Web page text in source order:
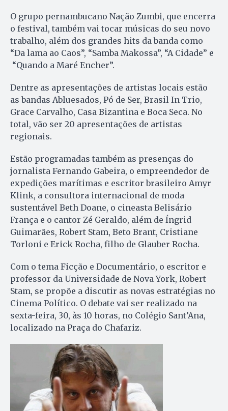
O grupo pernambucano Nação Zumbi, que encerra
o festival, também vai tocar músicas do seu novo
trabalho, além dos grandes hits da banda como
“Da lama ao Caos”, “Samba Makossa”, “A Cidade” e
“Quando a Maré Encher”.
Dentre as apresentações de artistas locais estão
as bandas Abluesados, Pó de Ser, Brasil In Trio,
Grace Carvalho, Casa Bizantina e Boca Seca. No
total, vão ser 20 apresentações de artistas
regionais.
Estão programadas também as presenças do
jornalista Fernando Gabeira, o empreendedor de
expedições marítimas e escritor brasileiro Amyr
Klink, a consultora internacional de moda
sustentável Beth Doane, o cineasta Belisário
França e o cantor Zé Geraldo, além de Íngrid
Guimarães, Robert Stam, Beto Brant, Cristiane
Torloni e Erick Rocha, filho de Glauber Rocha.
Com o tema Ficção e Documentário, o escritor e
professor da Universidade de Nova York, Robert
Stam, se propõe a discutir as novas estratégias no
Cinema Político. O debate vai ser realizado na
sexta-feira, 30, às 10 horas, no Colégio Sant’Ana,
localizado na Praça do Chafariz.